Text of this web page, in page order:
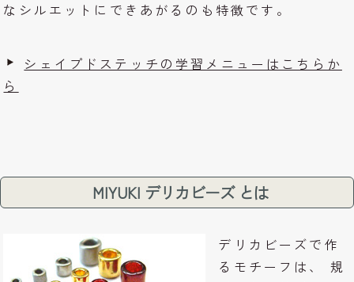
なシルエットにできあがるのも特徴です。
シェイプドステッチの学習メニューはこちらか
ら
MIYUKI デリカビーズ とは
デリカビーズで作
るモチーフは、 規